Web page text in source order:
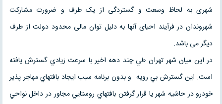
شهری به لحاظ وسعت و گستردگی از یک طرف و ضرورت مشارکت
شهروندان در فرآیند احیای آنها به دلیل توان مالی محدود دولت از طرف
دیگر می باشد.
در این میان شهر تهران طي چند دهه اخير با سرعت زيادي گسترش يافته
است. اين گسترش بي رويه و بدون برنامه سبب ايجاد بافتهاي مهاجر پذير
خودرو در حاشيه شهر يا قرار گرفتن بافتهاي روستايي مجاور در داخل نواحي